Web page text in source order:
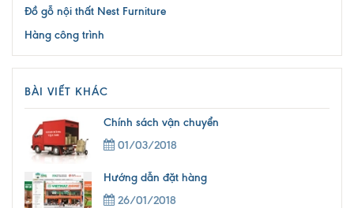
Đồ gỗ nội thất Nest Furniture
Hàng công trình
BÀI VIẾT KHÁC
Chính sách vận chuyển
01/03/2018
Hướng dẫn đặt hàng
26/01/2018